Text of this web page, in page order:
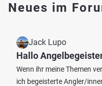
Neues im
Jack Lupo
Hallo
Wenn ihr meine Themen
ich begeisterte Angler/